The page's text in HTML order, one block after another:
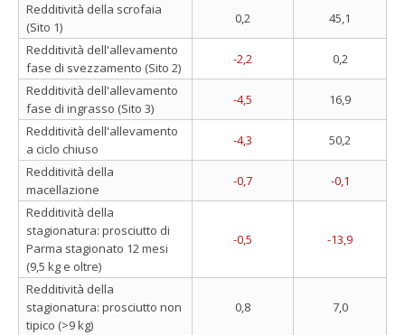
Redditività della scrofaia
(Sito 1)
0,2
45,1
Redditività dell'allevamento
fase di svezzamento (Sito 2)
-2,2
0,2
Redditività dell'allevamento
fase di ingrasso (Sito 3)
-4,5
16,9
Redditività dell'allevamento
a ciclo chiuso
-4,3
50,2
Redditività della
macellazione
-0,7
-0,1
Redditività della
stagionatura: prosciutto di
Parma stagionato 12 mesi
(9,5 kg e oltre)
-0,5 -13,9
Redditività della
stagionatura: prosciutto non
tipico (>9 kg)
0,8 7,0